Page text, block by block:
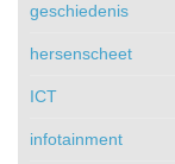
geschiedenis
hersenscheet
ICT
infotainment